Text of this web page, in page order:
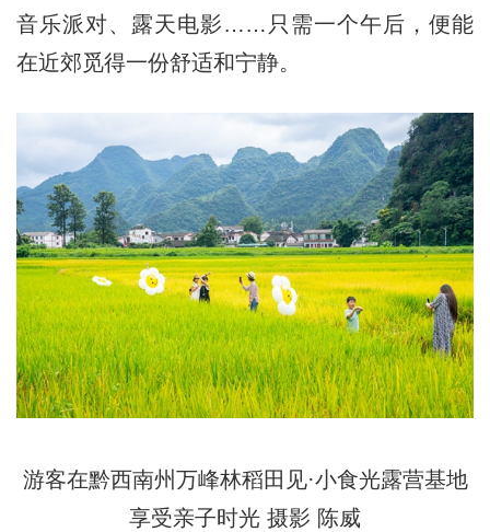
音乐派对、露天电影……只需一个午后，便能
在近郊觅得一份舒适和宁静。
游客在黔西南州万峰林稻田见·小食光露营基地
享受亲子时光 摄影 陈威